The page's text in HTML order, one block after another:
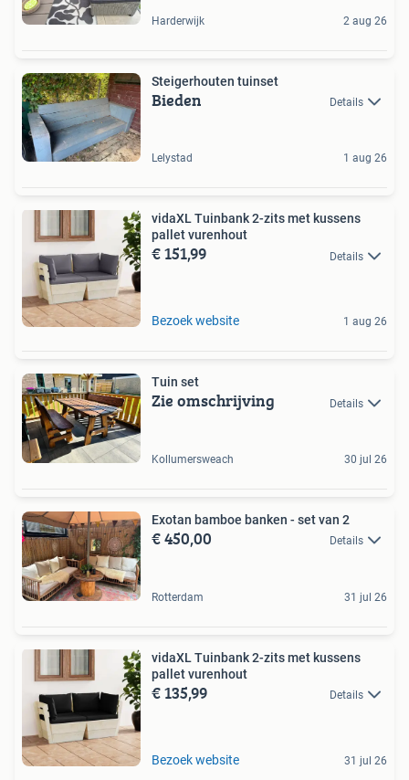
Harderwijk 2 aug 26
Steigerhouten tuinset
Bieden Details
Lelystad 1 aug 26
vidaXL Tuinbank 2-zits met kussens
pallet vurenhout
€ 151,99 Details
Bezoek website 1 aug 26
Tuin set
Zie omschrijving Details
Kollumersweach 30 jul 26
Exotan bamboe banken - set van 2
€ 450,00 Details
Rotterdam 31 jul 26
vidaXL Tuinbank 2-zits met kussens
pallet vurenhout
€ 135,99 Details
Bezoek website 31 jul 26